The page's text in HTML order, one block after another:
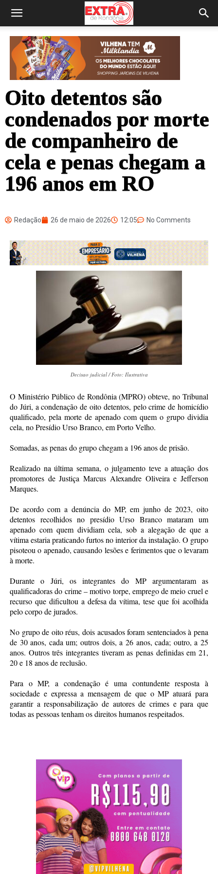
Oito detentos são
condenados por morte
de companheiro de
cela e penas chegam a
196 anos em RO
Redação 26 de maio de 2026 12:05 No Comments
Decisao judicial / Foto: Ilustrativa
O Ministério Público de Rondônia (MPRO) obteve, no Tribunal
do Júri, a condenação de oito detentos, pelo crime de homicídio
qualificado, pela morte de apenado com quem o grupo dividia
cela, no Presídio Urso Branco, em Porto Velho.
Somadas, as penas do grupo chegam a 196 anos de prisão.
Realizado na última semana, o julgamento teve a atuação dos
promotores de Justiça Marcus Alexandre Oliveira e Jefferson
Marques.
De acordo com a denúncia do MP, em junho de 2023, oito
detentos recolhidos no presídio Urso Branco mataram um
apenado com quem dividiam cela, sob a alegação de que a
vítima estaria praticando furtos no interior da instalação. O grupo
pisoteou o apenado, causando lesões e ferimentos que o levaram
à morte.
Durante o Júri, os integrantes do MP argumentaram as
qualificadoras do crime – motivo torpe, emprego de meio cruel e
recurso que dificultou a defesa da vítima, tese que foi acolhida
pelo corpo de jurados.
No grupo de oito réus, dois acusados foram sentenciados à pena
de 30 anos, cada um; outros dois, a 26 anos, cada; outro, a 25
anos. Outros três integrantes tiveram as penas definidas em 21,
20 e 18 anos de reclusão.
Para o MP, a condenação é uma contundente resposta à
sociedade e expressa a mensagem de que o MP atuará para
garantir a responsabilização de autores de crimes e para que
todas as pessoas tenham os direitos humanos respeitados.